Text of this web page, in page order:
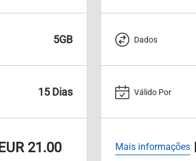
5GB
15 Dias
EUR21.00
Dados
Válido Por
Mais informações